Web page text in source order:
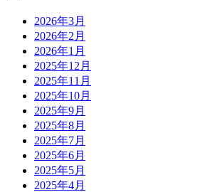
2026年3月
2026年2月
2026年1月
2025年12月
2025年11月
2025年10月
2025年9月
2025年8月
2025年7月
2025年6月
2025年5月
2025年4月